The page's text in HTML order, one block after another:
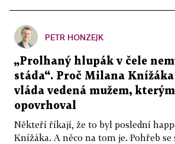
PETR HONZEJK
„Prolhaný hlupák v čele
stáda“. Proč Milana
vláda vedená mužem,
opovrhoval
Někteří říkají, že to byl poslední
Knížáka. A něco na tom je. Pohřeb